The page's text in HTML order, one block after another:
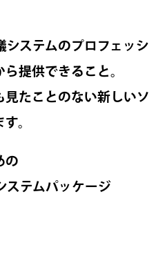
システムのプロフェッシ
提供できること。
たことのない新しいソ
。
の
ステムパッケージ